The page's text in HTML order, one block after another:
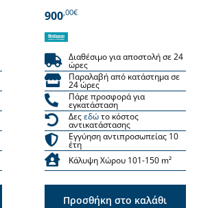
900,00€
Διαθέσιμο για αποστολή σε 24
ώρες
Παραλαβή από κατάστημα σε
24 ώρες
Πάρε προσφορά για
εγκατάσταση
Δεςεδώτο κόστος
αντικατάστασης
Εγγύηση αντιπροσωπείας 10
έτη
Κάλυψη Χώρου 101-150 m²
Προσθήκη στο καλάθι